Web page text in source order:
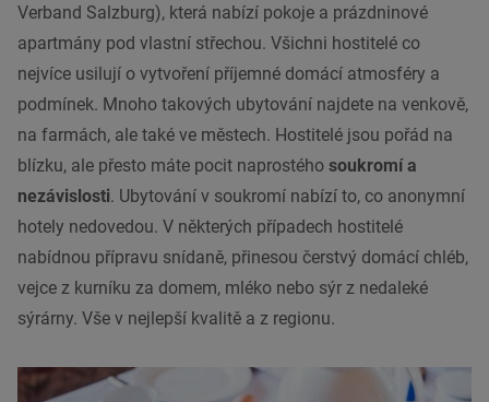
Verband Salzburg), která nabízí pokoje a prázdninové
apartmány pod vlastní střechou. Všichni hostitelé co
nejvíce usilují o vytvoření příjemné domácí atmosféry a
podmínek. Mnoho takových ubytování najdete na venkově,
na farmách, ale také ve městech. Hostitelé jsou pořád na
blízku, ale přesto máte pocit naprostého soukromí a
nezávislosti. Ubytování v soukromí nabízí to, co anonymní
hotely nedovedou. V některých případech hostitelé
nabídnou přípravu snídaně, přinesou čerstvý domácí chléb,
vejce z kurníku za domem, mléko nebo sýr z nedaleké
sýrárny. Vše v nejlepší kvalitě a z regionu.